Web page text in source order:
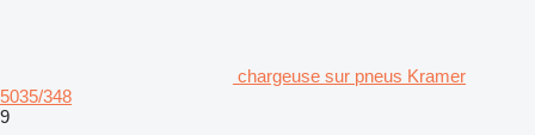
chargeuse sur pneus Kramer
5035/348
9